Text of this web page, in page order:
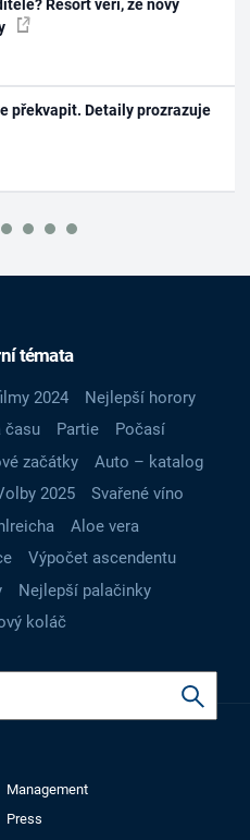
Resort věří, že nový
překvapit. Detaily prozrazuje
témata
2024
Nejlepší horory
času Partie
Počasí
začátky
Auto – katalog
2025
Svařené víno
Aloe vera
Výpočet ascendentu
Nejlepší palačinky
koláč
Management
Press